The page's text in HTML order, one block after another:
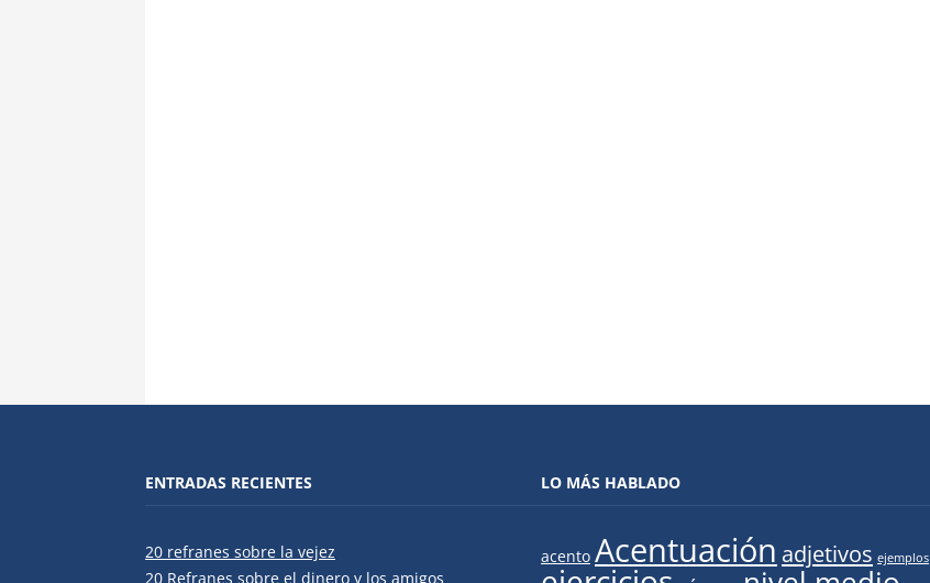
ENTRADAS RECIENTES
20 refranes sobre la vejez
20 Refranes sobre el dinero y los amigos
LO MÁS HABLADO
acento Acentuación adjetivos ejemplos